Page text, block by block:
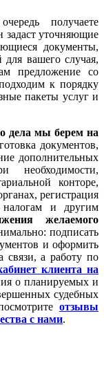
получаете
задаст уточняющие
документы,
для вашего случая,
предложение со
к порядку
пакеты услуг и
дела мы берем на
документов,
дополнительных
необходимости,
конторе,
регистрация
и другим
желаемого
подписать
и оформить
связи, а работу по
клиента на
о планируемых и
судебных
отзывы
с нами.